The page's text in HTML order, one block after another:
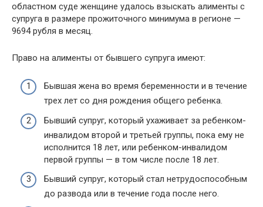
областном суде женщине удалось взыскать алименты с
супруга в размере прожиточного минимума в регионе —
9694 рубля в месяц.
Право на алименты от бывшего супруга имеют:
Бывшая жена во время беременности и в течение
трех лет со дня рождения общего ребенка.
Бывший супруг, который ухаживает за ребенком-
инвалидом второй и третьей группы, пока ему не
исполнится 18 лет, или ребенком-инвалидом
первой группы — в том числе после 18 лет.
Бывший супруг, который стал нетрудоспособным
до развода или в течение года после него.